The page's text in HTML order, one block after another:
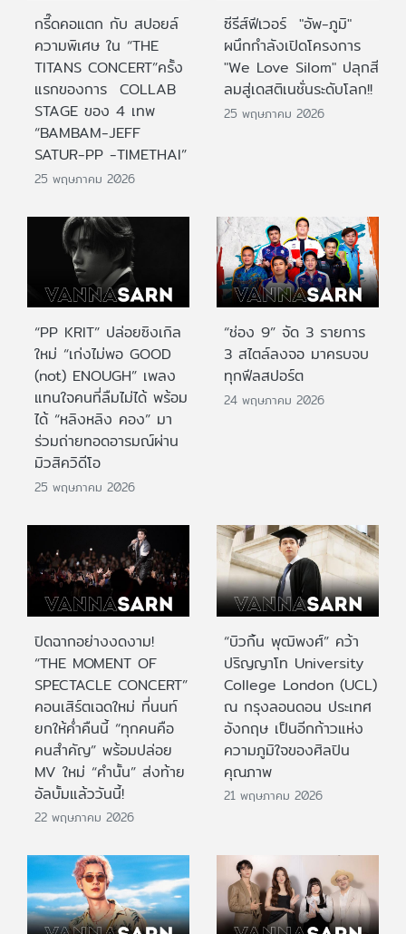
กรี๊ดคอแตก กับ สปอยล์
ความพิเศษ ใน “THE
TITANS CONCERT”ครั้ง
แรกของการ COLLAB
STAGE ของ 4 เทพ
“BAMBAM-JEFF
SATUR-PP -TIMETHAI”
25 พฤษภาคม 2026
ซีรีส์ฟีเวอร์ "อัพ-ภูมิ"
ผนึกกำลังเปิดโครงการ
"We Love Silom" ปลุกสี
ลมสู่เดสติเนชั่นระดับโลก!!
25 พฤษภาคม 2026
“PP KRIT” ปล่อยซิงเกิล
ใหม่ “เก่งไม่พอ GOOD
(not) ENOUGH” เพลง
แทนใจคนที่ลืมไม่ได้ พร้อม
ได้ “หลิงหลิง คอง” มา
ร่วมถ่ายทอดอารมณ์ผ่าน
มิวสิควิดีโอ
25 พฤษภาคม 2026
“ช่อง 9” จัด 3 รายการ
3 สไตล์ลงจอ มาครบจบ
ทุกฟีลสปอร์ต
24 พฤษภาคม 2026
ปิดฉากอย่างงดงาม!
“THE MOMENT OF
SPECTACLE CONCERT”
คอนเสิร์ตเฉดใหม่ ที่นนท์
ยกให้ค่ำคืนนี้ “ทุกคนคือ
คนสำคัญ” พร้อมปล่อย
MV ใหม่ “คำนั้น” ส่งท้าย
อัลบั้มแล้ววันนี้!
22 พฤษภาคม 2026
“บิวกิ้น พุฒิพงศ์” คว้า
ปริญญาโท University
College London (UCL)
ณ กรุงลอนดอน ประเทศ
อังกฤษ เป็นอีกก้าวแห่ง
ความภูมิใจของศิลปิน
คุณภาพ
21 พฤษภาคม 2026